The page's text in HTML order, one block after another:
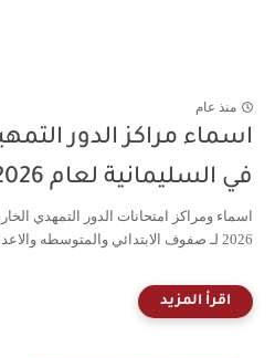
منذ عام
اسماء مراكز الدور
في السليمانية لعام 2026
اسماء ومراكز امتحانات الدور التمهدي
2026 لـ صفوف الابتدائي والمتوسطه والاعدادي مراكز امتحانات الدور...